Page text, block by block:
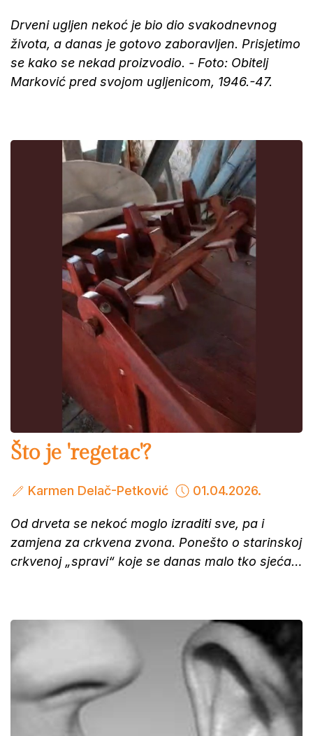
Drveni ugljen nekoć je bio dio svakodnevnog
života, a danas je gotovo zaboravljen. Prisjetimo
se kako se nekad proizvodio. - Foto: Obitelj
Marković pred svojom ugljenicom, 1946.-47.
Što je 'regetac'?
Karmen Delač-Petković 01.04.2026.
Od drveta se nekoć moglo izraditi sve, pa i
zamjena za crkvena zvona. Ponešto o starinskoj
crkvenoj „spravi“ koje se danas malo tko sjeća…